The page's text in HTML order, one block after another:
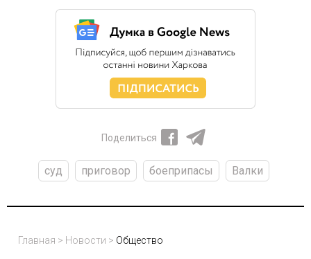
Поделиться
суд приговор боеприпасы Валки
Главная > Новости > Общество